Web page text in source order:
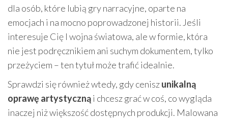
dla osób, które lubią gry narracyjne, oparte na
emocjach i na mocno poprowadzonej historii. Jeśli
interesuje Cię I wojna światowa, ale w formie, która
nie jest podręcznikiem ani suchym dokumentem, tylko
przeżyciem – ten tytuł może trafić idealnie.
Sprawdzi się również wtedy, gdy ceniszunikalną
oprawę artystycznąi chcesz grać w coś, co wygląda
inaczej niż większość dostępnych produkcji. Malowana